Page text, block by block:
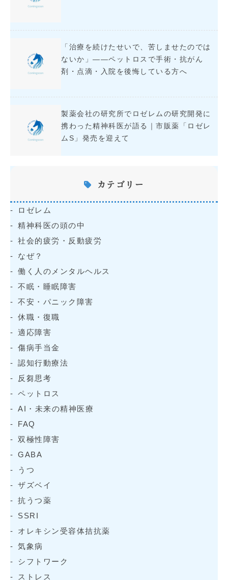
「治療を続けたせいで、苦しませたのでは
ないか」――ペットロスで手術・抗がん
剤・点滴・入院を後悔している方へ
製薬会社の研究所でロゼレムの研究開発に
携わった精神科医が語る｜市販薬「ロゼレ
ムS」発売を迎えて
カテゴリー
ロゼレム
精神科医の頭の中
社会的疲労・反動疲労
なぜ？
働く人のメンタルヘルス
不眠・睡眠障害
不安・パニック障害
休職・復職
適応障害
傷病手当金
認知行動療法
反芻思考
ペットロス
AI・未来の精神医療
FAQ
双極性障害
GABA
うつ
ザズベイ
抗うつ薬
SSRI
オレキシン受容体拮抗薬
気象病
シフトワーク
ストレス